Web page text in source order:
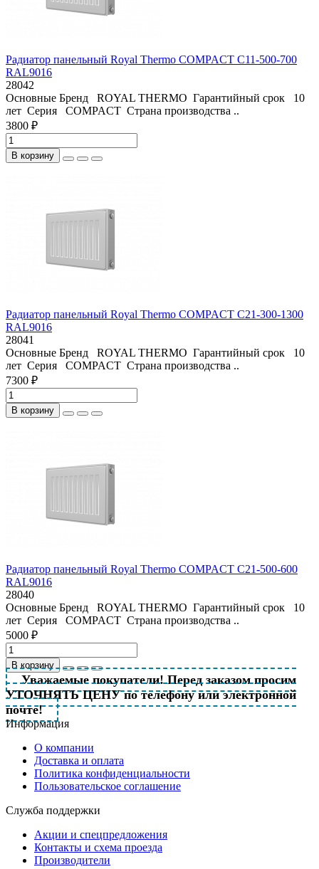
Радиатор панельный Royal Thermo COMPACT C11-500-700
RAL9016
28042
Основные Бренд ROYAL THERMO Гарантийный срок 10
лет Серия COMPACT Страна производства ..
3800 ₽
В корзину
Радиатор панельный Royal Thermo COMPACT C21-300-1300
RAL9016
28041
Основные Бренд ROYAL THERMO Гарантийный срок 10
лет Серия COMPACT Страна производства ..
7300 ₽
В корзину
Радиатор панельный Royal Thermo COMPACT C21-500-600
RAL9016
28040
Основные Бренд ROYAL THERMO Гарантийный срок 10
лет Серия COMPACT Страна производства ..
5000 ₽
В корзину
Уважаемые покупатели! Перед заказом просим
УТОЧНЯТЬ ЦЕНУ по телефону или электронной
почте!
Информация
О компании
Доставка и оплата
Политика конфиденциальности
Пользовательское соглашение
Служба поддержки
Акции и спецпредложения
Контакты и схема проезда
Производители